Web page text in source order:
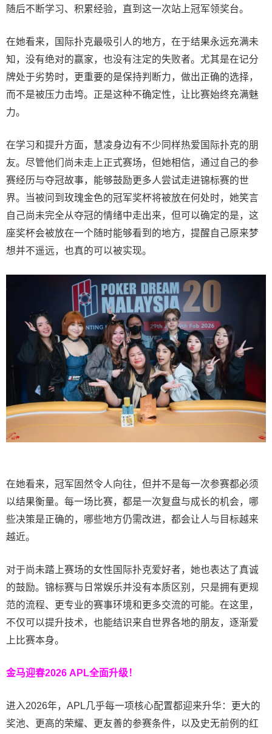
随后不断学习、积累经验，直到这一次站上冠军领奖台。
在她看来，国际扑克最吸引人的地方，在于结果永远充满未
知，没有绝对的赢家，也没有注定的失败者。尤其是在记分
牌处于劣势时，更重要的是保持判断力，做出正确的选择，
而不是被压力击垮。正是这种不确定性，让比赛始终充满魅
力。
在学习和提升方面，慧凌身边有不少同样热爱国际扑克的朋
友。尽管他们尚未走上正式赛场，但她相信，通过自己的参
赛经历与夺冠故事，能够鼓励更多人尝试走进锦标赛的世
界。当被问到玫瑰金色的冠军奖杯将被放在何处时，她笑言
自己尚未完全从夺冠的情绪中走出来，但可以确定的是，这
座奖杯会被放在一个随时能够看到的地方，提醒自己原来梦
想并不遥远，也真的可以被实现。
在她看来，冠军固然令人向往，但并不是每一次参赛都必须
以结果衡量。每一场比赛，都是一次复盘与成长的机会，哪
些决策是正确的，哪些地方仍需改进，都会让人与目标越来
越近。
对于尚未踏上赛场的女性国际扑克爱好者，她也表达了真诚
的鼓励。锦标赛与日常娱乐并没有本质区别，只是拥有更规
范的流程、更专业的赛事环境和更多交流的可能。在这里，
不仅可以提升技术，也能结识来自世界各地的朋友，逐渐爱
上比赛本身。
金马迎春2026 APL全面升级！
进入2026年，APL几乎每一项核心配置都迎来升华：更大的
奖池、更高的荣耀、更友善的参赛条件，以及史无前例的红